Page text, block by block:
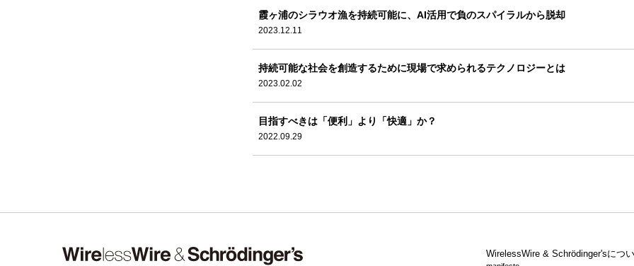
霞ヶ浦のシラウオ漁を持続可能に、AI活用で負のスパイラルから脱却
2023.12.11
持続可能な社会を創造するために現場で求められるテクノロジーとは
2023.02.02
目指すべきは「便利」より「快適」か？
2022.09.29
WirelessWire & Schrödinger'sにつ